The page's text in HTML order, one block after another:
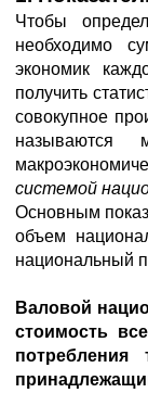
Чтобы
необходимо
экономик
получить
совокупное
называются
системой
Основным
объем
национальный
Валовой
стоимость
потребления